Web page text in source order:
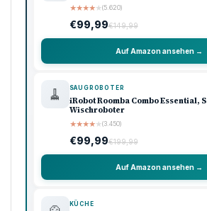
★★★★★(5.620)
€99,99€149,99
Auf Amazon ansehen →
🧹 SAUGROBOTER
iRobot Roomba Combo Essential,
Wischroboter
★★★★★(3.450)
€99,99€199,99
Auf Amazon ansehen →
KÜCHE